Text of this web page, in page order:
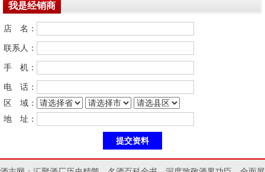
我是经销商
店 名：
联系人：
手 机：
电 话：
区 域：
地 址：